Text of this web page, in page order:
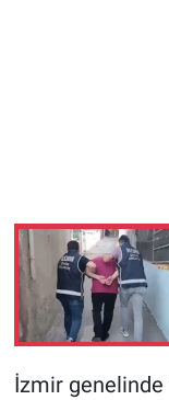
İzmir genelinde